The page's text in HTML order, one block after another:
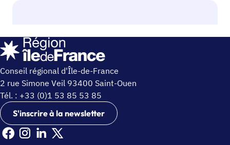
Conseil régional d'Île-de-France
2 rue Simone Veil 93400 Saint-Ouen
Tél. : +33 (0)1 53 85 53 85
S'inscrire à la newsletter
Facebook Ile de France (nouvelle fenêtre)
Instagram Ile de France (nouvelle fenêtre)
Linkedin Ile de France (nouvelle fenêtre)
X Ile de France (nouvelle fenêtre)